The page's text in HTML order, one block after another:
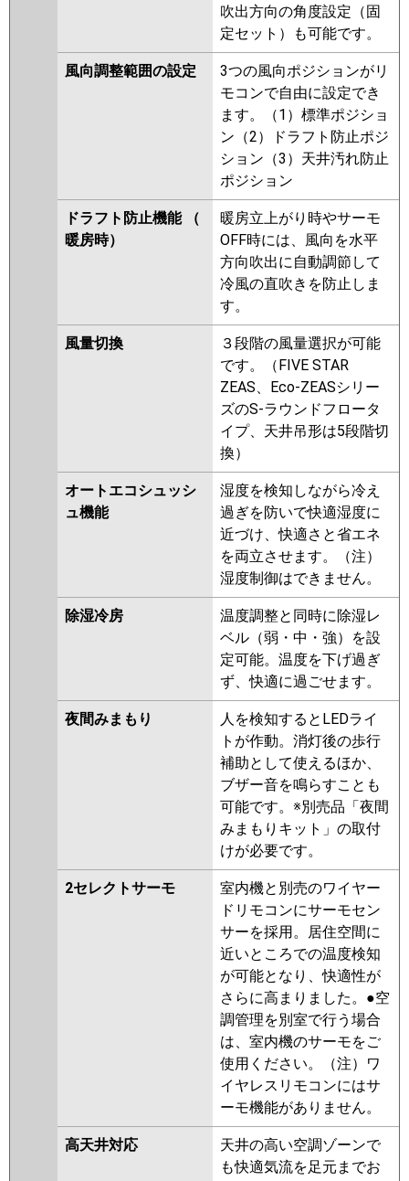
吹出方向の角度設定（固
定セット）も可能です。
風向調整範囲の設定
3つの風向ポジションがリ
モコンで自由に設定でき
ます。（1）標準ポジショ
ン（2）ドラフト防止ポジ
ション（3）天井汚れ防止
ポジション
ドラフト防止機能 （
暖房時）
暖房立上がり時やサーモ
OFF時には、風向を水平
方向吹出に自動調節して
冷風の直吹きを防止しま
す。
風量切換
３段階の風量選択が可能
です。（FIVE STAR
ZEAS、Eco-ZEASシリー
ズのS-ラウンドフロータ
イプ、天井吊形は5段階切
換）
オートエコシュッシ
ュ機能
湿度を検知しながら冷え
過ぎを防いで快適湿度に
近づけ、快適さと省エネ
を両立させます。（注）
湿度制御はできません。
除湿冷房
温度調整と同時に除湿レ
ベル（弱・中・強）を設
定可能。温度を下げ過ぎ
ず、快適に過ごせます。
夜間みまもり
人を検知するとLEDライ
トが作動。消灯後の歩行
補助として使えるほか、
ブザー音を鳴らすことも
可能です。※別売品「夜間
みまもりキット」の取付
けが必要です。
2セレクトサーモ
室内機と別売のワイヤー
ドリモコンにサーモセン
サーを採用。居住空間に
近いところでの温度検知
が可能となり、快適性が
さらに高まりました。●空
調管理を別室で行う場合
は、室内機のサーモをご
使用ください。（注）ワ
イヤレスリモコンにはサ
ーモ機能がありません。
高天井対応
天井の高い空調ゾーンで
も快適気流を足元までお